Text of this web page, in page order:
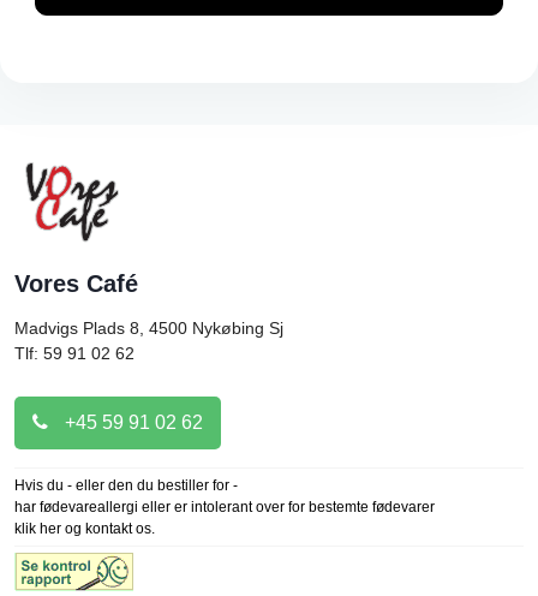
Vores Café
Madvigs Plads 8, 4500 Nykøbing Sj
Tlf: 59 91 02 62
+45 59 91 02 62
Hvis du - eller den du bestiller for -
har fødevareallergi eller er intolerant over for bestemte fødevarer
klik her og kontakt os.